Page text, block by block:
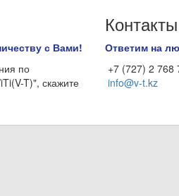
с Вами!
по
T)", скажите
Контакты
Ответим на
+7 (727) 2 768
info@v-t.kz